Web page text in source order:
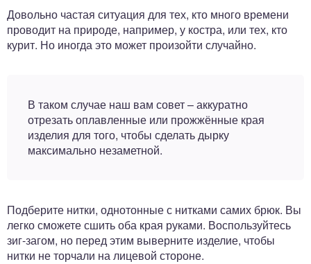
Довольно частая ситуация для тех, кто много времени
проводит на природе, например, у костра, или тех, кто
курит. Но иногда это может произойти случайно.
В таком случае наш вам совет – аккуратно
отрезать оплавленные или прожжённые края
изделия для того, чтобы сделать дырку
максимально незаметной.
Подберите нитки, однотонные с нитками самих брюк. Вы
легко сможете сшить оба края руками. Воспользуйтесь
зиг-загом, но перед этим выверните изделие, чтобы
нитки не торчали на лицевой стороне.